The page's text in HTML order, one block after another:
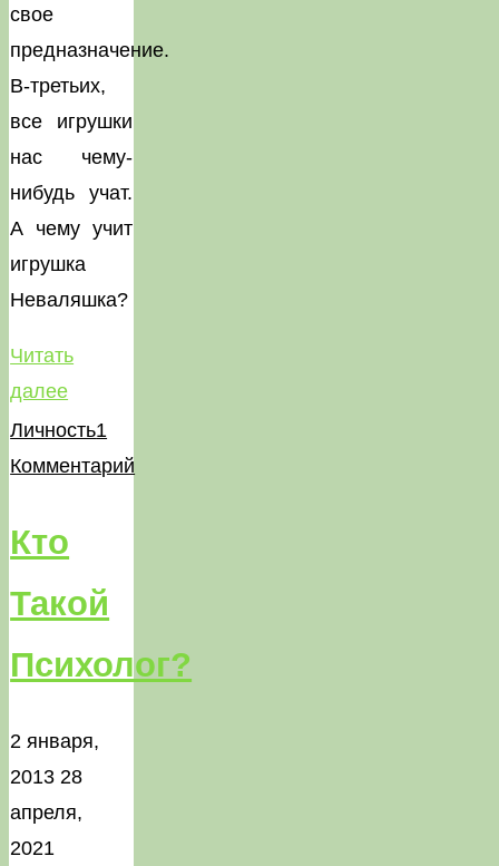
свое
предназначение.
В-третьих,
все игрушки
нас чему-
нибудь учат.
А чему учит
игрушка
Неваляшка?
Читать
далее"Чему
учит
игрушка
Личность1
Комментарий
Кто
Такой
Психолог?
2 января,
201328
апреля,
2021